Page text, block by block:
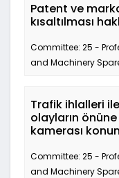
Patent ve
kısaltılması
Committee: 25 -
and Machinery
Trafik ihlalleri ile
olayların
kamerası
Committee: 25 -
and Machinery